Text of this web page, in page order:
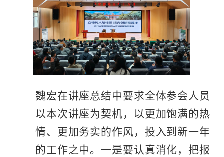
魏宏在讲座总结中要求全体参会人员
以本次讲座为契机，以更加饱满的热
情、更加务实的作风，投入到新一年
的工作之中。一是要认真消化，把报